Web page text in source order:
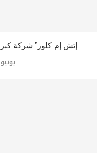
إتش إم كلوز” شركة كبرى تعمل
يونيو 18,